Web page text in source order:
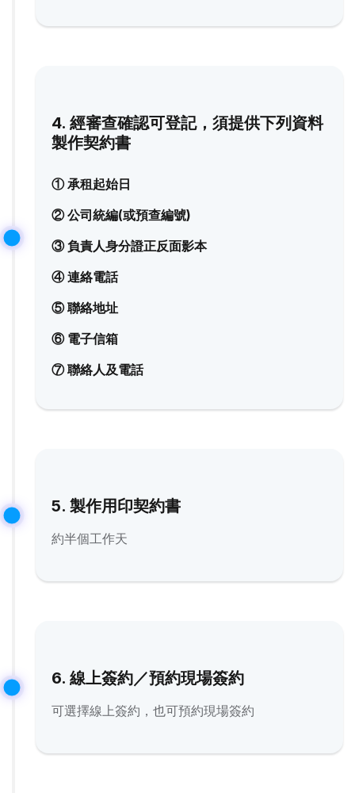
4. 經審查確認可登記，須提供下列資料
製作契約書
① 承租起始日
② 公司統編(或預查編號)
③ 負責人身分證正反面影本
④ 連絡電話
⑤ 聯絡地址
⑥ 電子信箱
⑦ 聯絡人及電話
5. 製作用印契約書
約半個工作天
6. 線上簽約／預約現場簽約
可選擇線上簽約，也可預約現場簽約